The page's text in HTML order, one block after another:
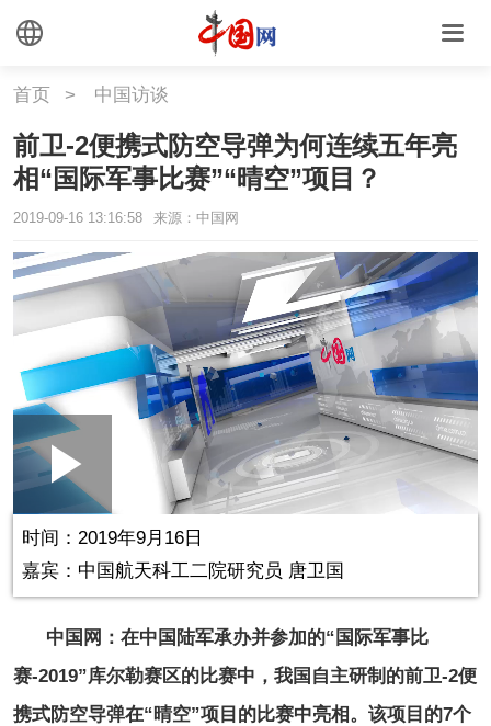
首页 > 中国访谈
前卫-2便携式防空导弹为何连续五年亮
相“国际军事比赛”“晴空”项目？
2019-09-16 13:16:58 来源：中国网
Play
Video
Loaded
Picture
0:00
时间：2019年9月16日
嘉宾：中国航天科工二院研究员 唐卫国
中国网： 在中国陆军承办并参加的“国际军事比
赛-2019”库尔勒赛区的比赛中，我国自主研制的前卫-2便
携式防空导弹在“晴空”项目的比赛中亮相。该项目的7个